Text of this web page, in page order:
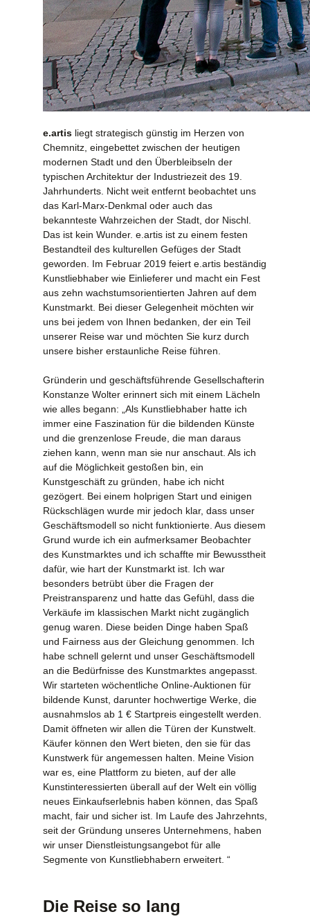
e.artis liegt strategisch günstig im Herzen von
Chemnitz, eingebettet zwischen der heutigen
modernen Stadt und den Überbleibseln der
typischen Architektur der Industriezeit des 19.
Jahrhunderts. Nicht weit entfernt beobachtet uns
das Karl-Marx-Denkmal oder auch das
bekannteste Wahrzeichen der Stadt, dor Nischl.
Das ist kein Wunder. e.artis ist zu einem festen
Bestandteil des kulturellen Gefüges der Stadt
geworden. Im Februar 2019 feiert e.artis beständig
Kunstliebhaber wie Einlieferer und macht ein Fest
aus zehn wachstumsorientierten Jahren auf dem
Kunstmarkt. Bei dieser Gelegenheit möchten wir
uns bei jedem von Ihnen bedanken, der ein Teil
unserer Reise war und möchten Sie kurz durch
unsere bisher erstaunliche Reise führen.
Gründerin und geschäftsführende Gesellschafterin
Konstanze Wolter erinnert sich mit einem Lächeln
wie alles begann: „Als Kunstliebhaber hatte ich
immer eine Faszination für die bildenden Künste
und die grenzenlose Freude, die man daraus
ziehen kann, wenn man sie nur anschaut. Als ich
auf die Möglichkeit gestoßen bin, ein
Kunstgeschäft zu gründen, habe ich nicht
gezögert. Bei einem holprigen Start und einigen
Rückschlägen wurde mir jedoch klar, dass unser
Geschäftsmodell so nicht funktionierte. Aus diesem
Grund wurde ich ein aufmerksamer Beobachter
des Kunstmarktes und ich schaffte mir Bewusstheit
dafür, wie hart der Kunstmarkt ist. Ich war
besonders betrübt über die Fragen der
Preistransparenz und hatte das Gefühl, dass die
Verkäufe im klassischen Markt nicht zugänglich
genug waren. Diese beiden Dinge haben Spaß
und Fairness aus der Gleichung genommen. Ich
habe schnell gelernt und unser Geschäftsmodell
an die Bedürfnisse des Kunstmarktes angepasst.
Wir starteten wöchentliche Online-Auktionen für
bildende Kunst, darunter hochwertige Werke, die
ausnahmslos ab 1 € Startpreis eingestellt werden.
Damit öffneten wir allen die Türen der Kunstwelt.
Käufer können den Wert bieten, den sie für das
Kunstwerk für angemessen halten. Meine Vision
war es, eine Plattform zu bieten, auf der alle
Kunstinteressierten überall auf der Welt ein völlig
neues Einkaufserlebnis haben können, das Spaß
macht, fair und sicher ist. Im Laufe des Jahrzehnts,
seit der Gründung unseres Unternehmens, haben
wir unser Dienstleistungsangebot für alle
Segmente von Kunstliebhabern erweitert. “
Die Reise so lang